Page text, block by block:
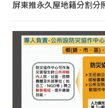
屏東推永久屋地籍分割分